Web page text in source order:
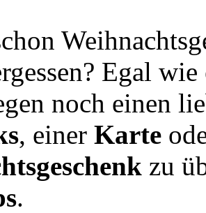
Egal
noch einen
, einer Karte
zu
.